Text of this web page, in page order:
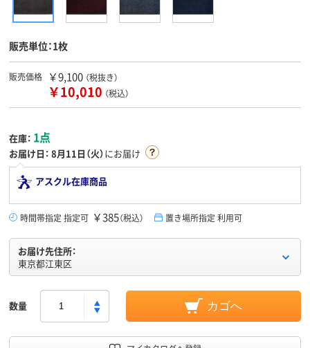
販売単位：1枚
販売価格 ￥9,100 （税抜き）
￥10,010 （税込）
在庫： 1点
お届け日： 8月11日（火）にお届け
アスクル在庫商品
時間帯指定 指定可 ￥385（税込） 置き場所指定 利用可
お届け先住所：
東京都江東区
数量 カゴへ